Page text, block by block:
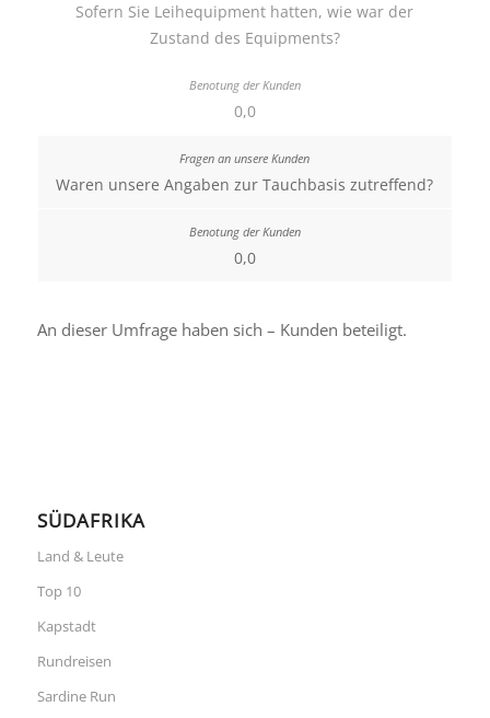
Sofern Sie Leihequipment hatten, wie war der
Zustand des Equipments?
0,0
Waren unsere Angaben zur Tauchbasis zutreffend?
0,0
An dieser Umfrage haben sich – Kunden beteiligt.
SÜDAFRIKA
Land & Leute
Top 10
Kapstadt
Rundreisen
Sardine Run